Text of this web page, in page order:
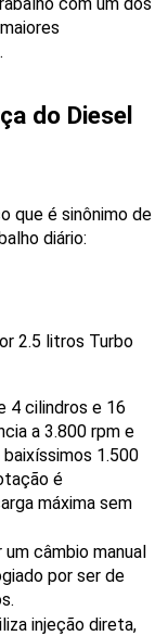
do Diesel
que é sinônimo de
diário:
2.5 litros Turbo
4 cilindros e 16
a 3.800 rpm e
1.500
é
máxima sem
câmbio manual
por ser de
injeção direta,